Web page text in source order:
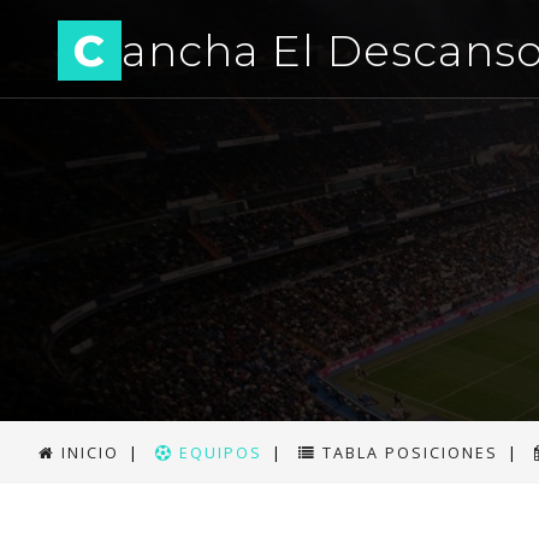
C ancha El
INICIO | EQUIPOS | TABLA POSICIONES |